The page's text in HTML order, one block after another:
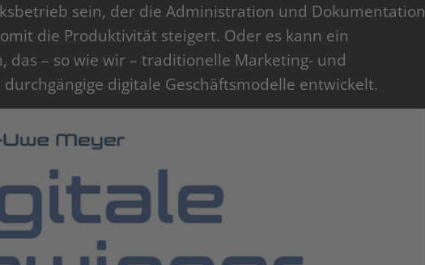
sein, der die Administration und Dokumentation
die Produktivität steigert. Oder es kann ein
das – so wie wir – traditionelle Marketing- und
digitale Geschäftsmodelle entwickelt.